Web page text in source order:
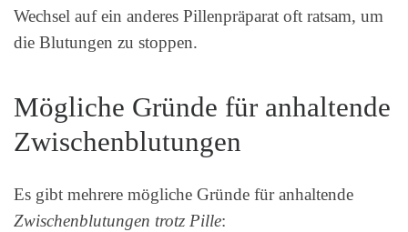
Wechsel auf ein anderes Pillenpräparat oft ratsam, um
die Blutungen zu stoppen.
Mögliche Gründe für anhaltende
Zwischenblutungen
Es gibt mehrere mögliche Gründe für anhaltende
Zwischenblutungen trotz Pille: